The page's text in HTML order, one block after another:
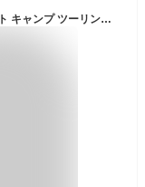
TRIWONDER テント 2人用 軽量 防水 山岳テント キャンプ ツーリング アウトドア 登山用 4シーズンに適用 ソロテント (レッド - 2人用)